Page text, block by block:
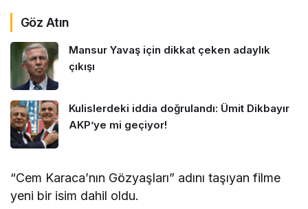
Göz Atın
Mansur Yavaş için dikkat çeken adaylık
çıkışı
Kulislerdeki iddia doğrulandı: Ümit Dikbayır
AKP’ye mi geçiyor!
“Cem Karaca’nın Gözyaşları” adını taşıyan filme
yeni bir isim dahil oldu.